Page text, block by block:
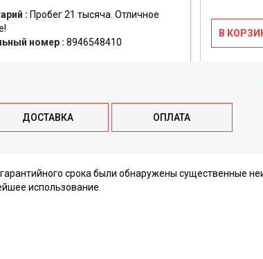
: Пробег 21 тысяча. Отличное
номер : 8946548410
В
ДОСТАВКА ОПЛАТА
срока были обнаружены существенные
использование.